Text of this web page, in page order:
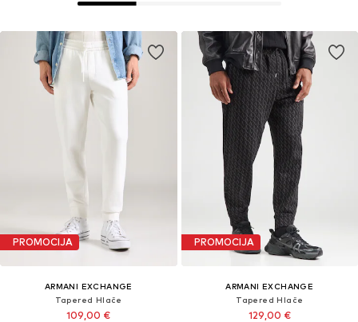
PROMOCIJA
ARMANI EXCHANGE
Tapered Hlače
109,00 €
PROMOCIJA
ARMANI EXCHANGE
Tapered Hlače
129,00 €